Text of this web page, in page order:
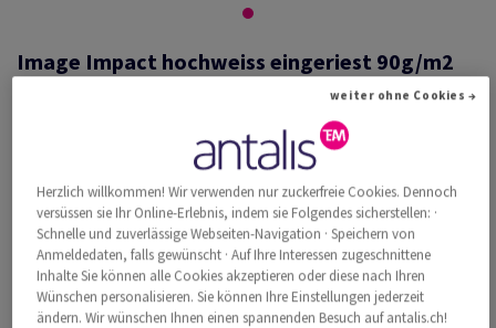
Image Impact hochweiss eingeriest 90g/m2
720x1020 SB
Image, Impact, hochweiss, holzfrei ECF, 90g/m2, 720mm x 1020mm,
SB, Paket zu 250 Bogen/Blatt, FSC Mix Credit
Weitere Produktinformationen
Produkt weiterempfehlen
Katalogpreis inkl. MwSt.
Herzlich willkommen! Wir verwenden nur zuckerfreie Cookies. Dennoch
versüssen sie Ihr Online-Erlebnis, indem sie Folgendes sicherstellen: ·
Schnelle und zuverlässige Webseiten-Navigation · Speichern von
Anmeldedaten, falls gewünscht · Auf Ihre Interessen zugeschnittene
Inhalte Sie können alle Cookies akzeptieren oder diese nach Ihren
Wünschen personalisieren. Sie können Ihre Einstellungen jederzeit
ändern. Wir wünschen Ihnen einen spannenden Besuch auf antalis.ch!
weiter ohne Cookies →